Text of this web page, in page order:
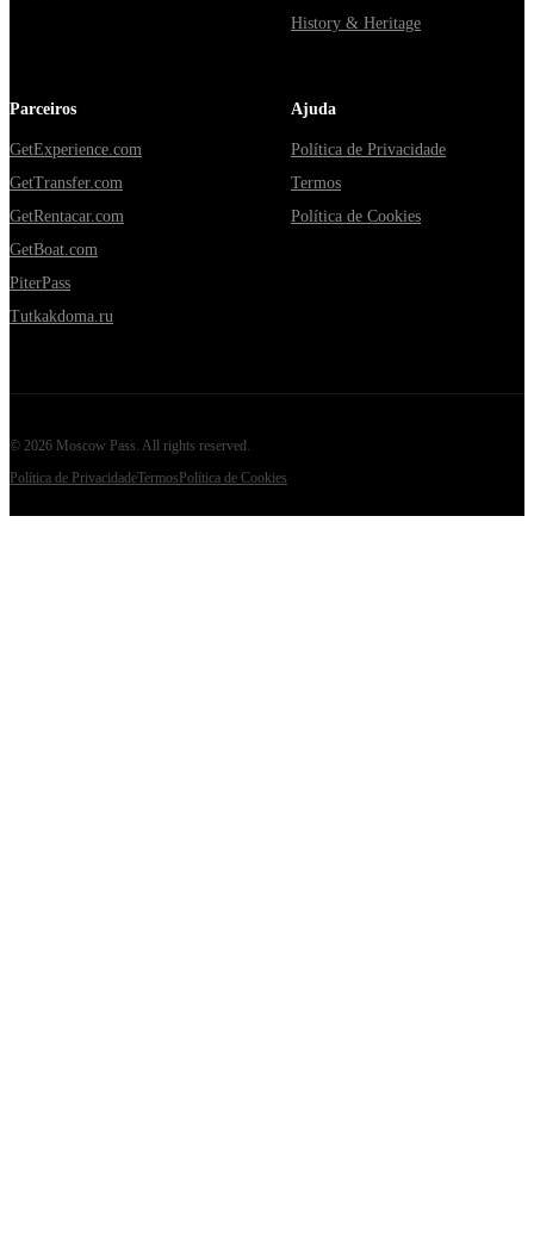
History & Heritage
Parceiros
GetExperience.com
GetTransfer.com
GetRentacar.com
GetBoat.com
PiterPass
Tutkakdoma.ru
Ajuda
Política de Privacidade
Termos
Política de Cookies
© 2026 Moscow Pass. All rights reserved.
Política de PrivacidadeTermos Política de Cookies